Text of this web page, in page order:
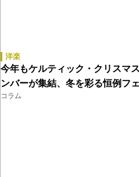
洋楽
今年もケルティック・クリスマ
ンバーが集結、冬を彩る恒例フ
コラム